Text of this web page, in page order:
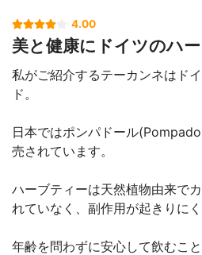
4.00
美と健康にドイツのハ
私がご紹介するテーカンネはド
ド。
日本ではポンパドール
売されています。
ハーブティーは天然植物由来で
れていなく、副作用が起きりに
年齢を問わずに安心して飲むこと